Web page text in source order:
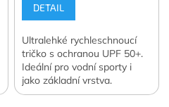
DETAIL
Ultralehké rychleschnoucí
tričko s ochranou UPF 50+.
Ideální pro vodní sporty i
jako základní vrstva.